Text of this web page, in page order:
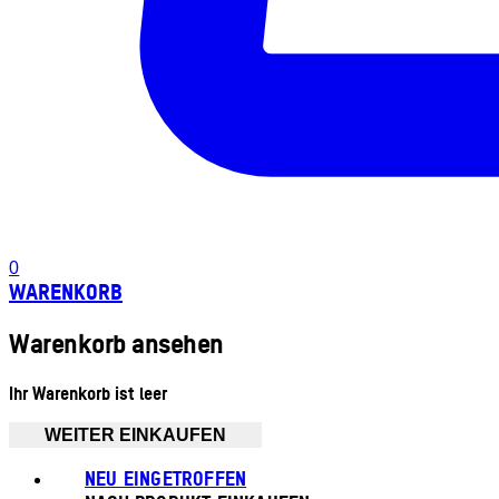
0
WARENKORB
Warenkorb ansehen
Ihr Warenkorb ist leer
WEITER EINKAUFEN
NEU EINGETROFFEN